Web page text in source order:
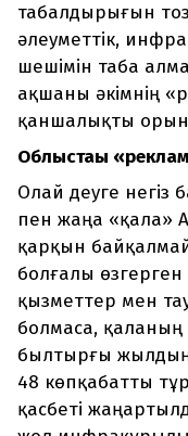
табалдырығын
әлеуметтік,
шешімін таба
ақшаны әкімнің
қаншалықты
Облыстағы
Олай деуге негіз
пен жаңа «қала»
қарқын
болғалы
қызметтер мен
болмаса, қаланың
былтырғы
48 көпқабатты
қасбеті